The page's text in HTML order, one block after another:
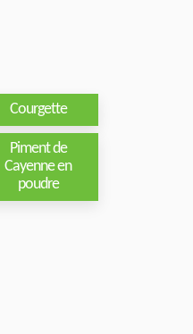
Courgette
Piment de
Cayenne en
poudre